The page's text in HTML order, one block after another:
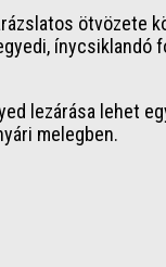
ötvözete
ínycsiklandó
lezárása lehet
melegben.